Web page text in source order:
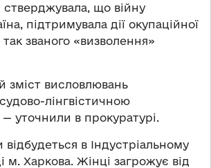
стверджувала, що війну
підтримувала дії окупаційної
так званого «визволення»
зміст висловлювань
лінгвістичною
уточнили в прокуратурі.
відбудеться в Індустріальному
м. Харкова. Жінці загрожує від